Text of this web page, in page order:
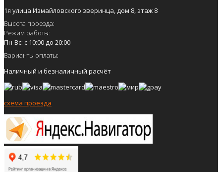
1я улица Измайловского зверинца, дом 8, этаж 8
Высота проезда:
Режим работы:
Пн-Вс: с 10:00 до 20:00
Варианты оплаты:
Наличный и безналичный расчёт
схема проезда